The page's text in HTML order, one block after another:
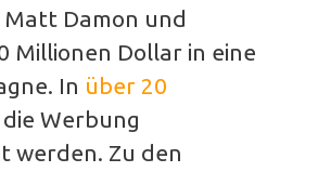
Matt Damon und
Millionen Dollar in eine
In über 20
Werbung
werden. Zu den